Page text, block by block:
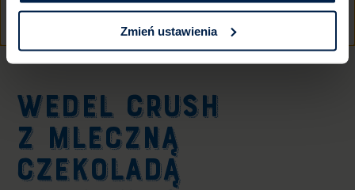
Zmień ustawienia
WEDEL CRUSH
Z MLECZNĄ
CZEKOLADĄ